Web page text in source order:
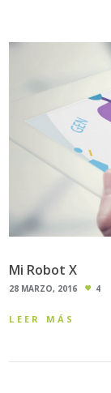
Mi Robot X
28 MARZO, 2016 4
LEER MÁS